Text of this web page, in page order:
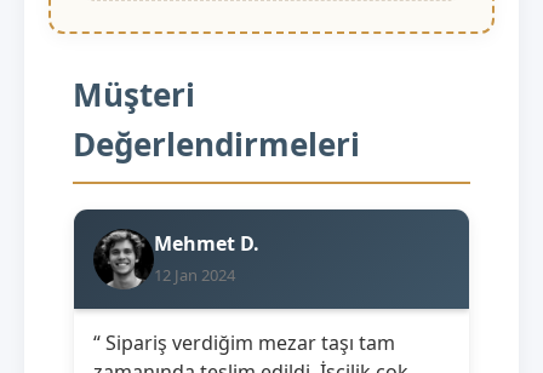
Müşteri
Değerlendirmeleri
Mehmet D.
12 Jan 2024
“ Sipariş verdiğim mezar taşı tam